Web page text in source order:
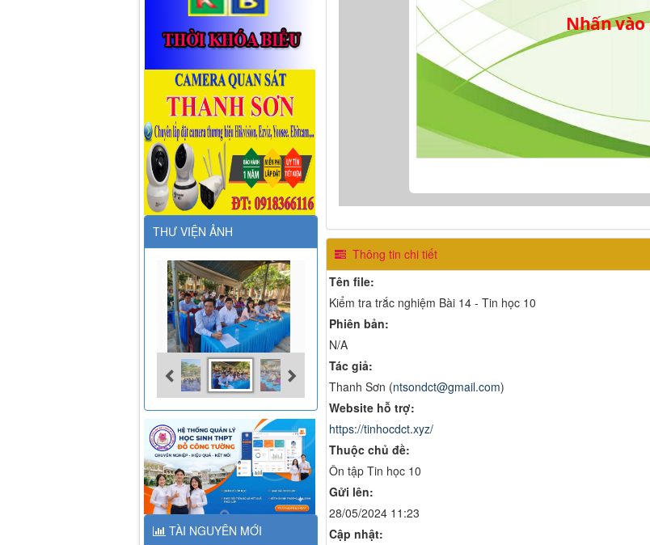
Thông tin chi tiết
Tên file:
Kiểm tra trắc nghiệm Bài 14 - Tin học 10
Phiên bản:
N/A
Tác giả:
Thanh Sơn (ntsondct@gmail.com)
Website hỗ trợ:
https://tinhocdct.xyz/
Thuộc chủ đề:
Ôn tập Tin học 10
Gửi lên:
28/05/2024 11:23
Cập nhật:
THƯ VIỆN ẢNH
TÀI NGUYÊN MỚI